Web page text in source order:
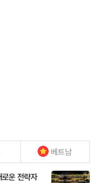
베트남
운 전략자